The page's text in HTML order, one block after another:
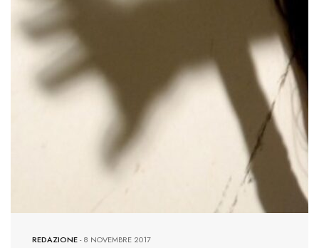
REDAZIONE-8 NOVEMBRE 2017